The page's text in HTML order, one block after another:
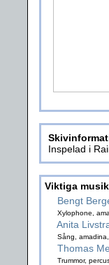
Inspelad i
Viktiga
Bengt
Xylophone,
Anita
Sång,
Thomas
Trummor,